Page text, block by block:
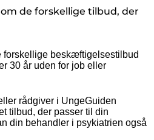
de forskellige tilbud, der
beskæftigelsestilbud
30 år uden for job eller
rådgiver i UngeGuiden
tilbud, der passer til din
din behandler i psykiatrien også